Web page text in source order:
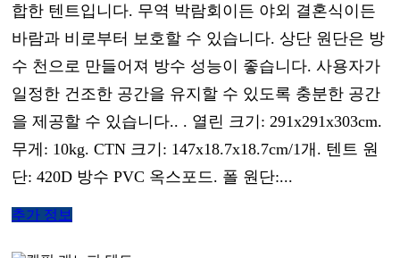
합한 텐트입니다. 무역 박람회이든 야외 결혼식이든
바람과 비로부터 보호할 수 있습니다. 상단 원단은 방
수 천으로 만들어져 방수 성능이 좋습니다. 사용자가
일정한 건조한 공간을 유지할 수 있도록 충분한 공간
을 제공할 수 있습니다.. . 열린 크기: 291x291x303cm.
무게: 10kg. CTN 크기: 147x18.7x18.7cm/1개. 텐트 원
단: 420D 방수 PVC 옥스포드. 폴 원단:...
추가 정보